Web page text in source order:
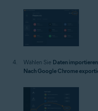
Wählen Sie Daten
Nach Google Chrome